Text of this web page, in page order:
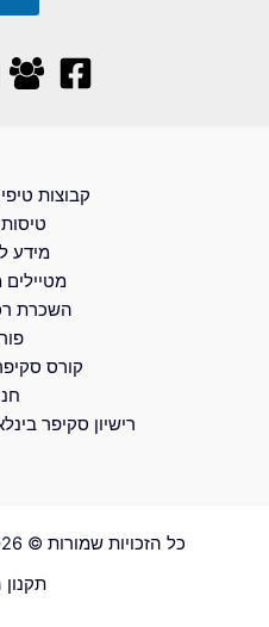
קבוצות
טיסות
מידע
מטיילים
השכרת
קורס
רישיון סקיפר
כל הזכויות שמורות © 2026 נילס טיפים למטיילים